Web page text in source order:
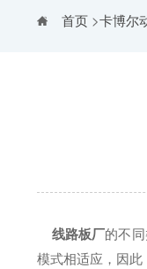
首页>卡博尔
线路板厂的不
模式相适应，因此